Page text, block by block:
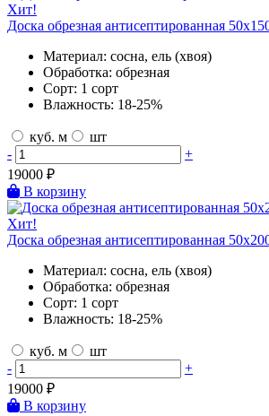
Хит!
Доска обрезная антисептированная
Материал: сосна, ель (хвоя)
Обработка: обрезная
Сорт: 1 сорт
Влажность: 18-25%
куб. м
шт
-
+
19000 ₽
В корзину
Хит!
Доска обрезная антисептированная
Материал: сосна, ель (хвоя)
Обработка: обрезная
Сорт: 1 сорт
Влажность: 18-25%
куб. м
шт
-
+
19000 ₽
В корзину